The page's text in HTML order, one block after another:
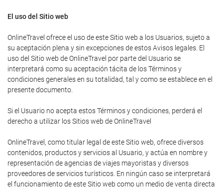
El uso del Sitio web
OnlineTravel ofrece el uso de este Sitio web a los Usuarios, sujeto a
su aceptación plena y sin excepciones de estos Avisos legales. El
uso del Sitio web de OnlineTravel por parte del Usuario se
interpretará como su aceptación tácita de los Términos y
condiciones generales en su totalidad, tal y como se establece en el
presente documento.
Si el Usuario no acepta estos Términos y condiciones, perderá el
derecho a utilizar los Sitios web de OnlineTravel
OnlineTravel, como titular legal de este Sitio web, ofrece diversos
contenidos, productos y servicios al Usuario, y actúa en nombre y
representación de agencias de viajes mayoristas y diversos
proveedores de servicios turísticos. En ningún caso se interpretará
el funcionamiento de este Sitio web como un medio de venta directa